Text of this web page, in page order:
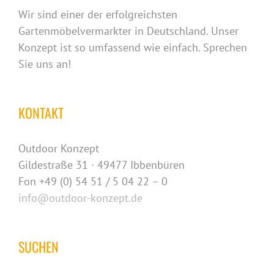
Wir sind einer der erfolgreichsten
Gartenmöbelvermarkter in Deutschland. Unser
Konzept ist so umfassend wie einfach. Sprechen
Sie uns an!
KONTAKT
Outdoor Konzept
Gildestraße 31 · 49477 Ibbenbüren
Fon +49 (0) 54 51 / 5 04 22 – 0
info@outdoor-konzept.de
SUCHEN